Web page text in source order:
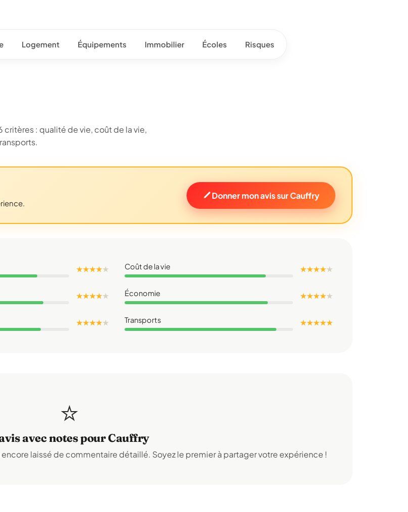
Logement Équipements Immobilier Écoles Risques
critères : qualité de vie, coût de la vie,
Donner mon avis sur Cauffry
★ ★ ★ ★★ Coût de la vie ★ ★ ★ ★★
★ ★ ★ ★★ Économie ★ ★ ★ ★★
★ ★ ★ ★★ Transports ★ ★ ★ ★ ★
⭐
avec notes pour Cauffry
laissé de commentaire détaillé. Soyez le premier à partager votre expérience !